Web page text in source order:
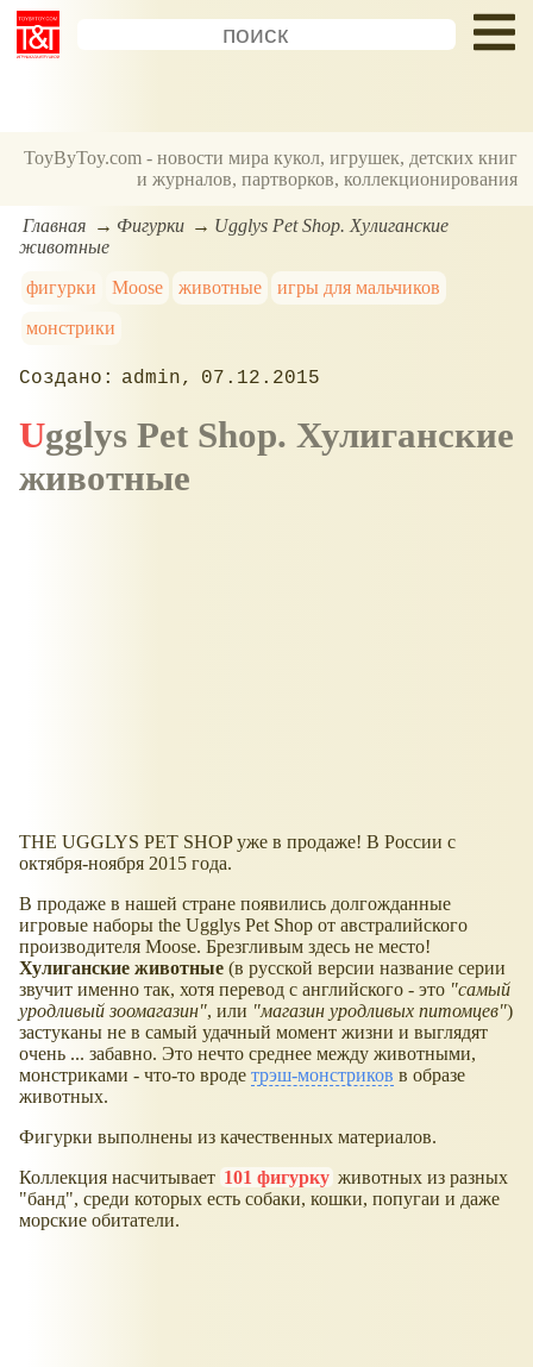
ToyByToy.com - новости мира кукол, игрушек, детских книг
и журналов, партворков, коллекционирования
Главная Фигурки
Ugglys Pet Shop. Хулиганские
животные
фигурки
Moose животные
игры для мальчиков
монстрики
admin 07.12.2015
Ugglys Pet Shop. Хулиганские
животные
THE UGGLYS PET SHOP уже в продаже! В России с
октября-ноября 2015 года.
В продаже в нашей стране появились долгожданные
игровые наборы the Ugglys Pet Shop от австралийского
производителя Moose. Брезгливым здесь не место!
Хулиганские животные (в русской версии название серии
звучит именно так, хотя перевод с английского - это "самый
уродливый зоомагазин", или "магазин уродливых питомцев")
застуканы не в самый удачный момент жизни и выглядят
очень ... забавно. Это нечто среднее между животными,
монстриками - что-то вроде трэш-монстриков в образе
животных.
Фигурки выполнены из качественных материалов.
Коллекция насчитывает 101 фигурку животных из разных
"банд", среди которых есть собаки, кошки, попугаи и даже
морские обитатели.